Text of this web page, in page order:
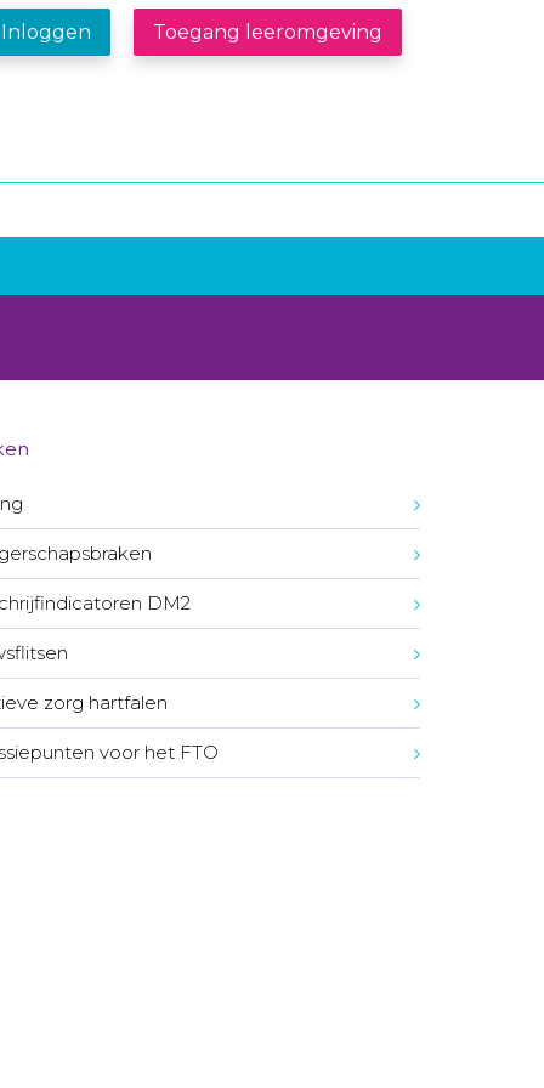
Inloggen Toegang leeromgeving
DM2
zorg hartfalen
voor het FTO